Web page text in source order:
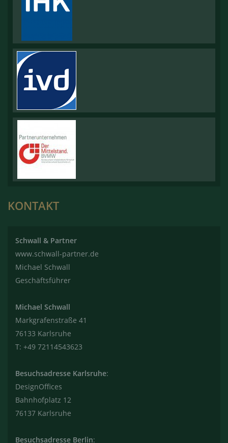
KONTAKT
Schwall & Partner
www.schwall-partner.de
Michael Schwall
Geschäftsführer
Michael Schwall
Markgrafenstraße 41
76133 Karlsruhe
T: +49 72114543623
Besuchsadresse Karlsruhe:
DesignOffices
Bahnhofplatz 12
76137 Karlsruhe
Besuchsadresse Berlin: